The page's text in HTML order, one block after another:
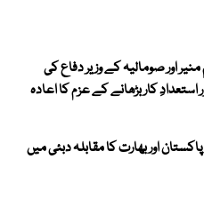
اور صومالیہ کے وزیر دفاع کی
استعدادِ کار بڑھانے کے عزم کا اعادہ
ایشیا کپ 2026، پاکستان اور بھارت کا مقابلہ دبئی میں